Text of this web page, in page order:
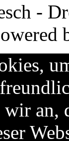
-
an,